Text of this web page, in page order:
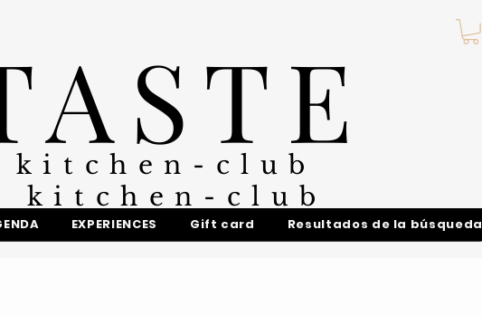
kitchen-club
kitchen-club
EXPERIENCES Gift card Resultados de la búsqueda